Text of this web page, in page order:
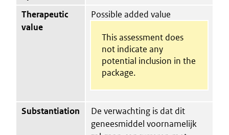
Therapeutic
value
Possible added value
This assessment does
not indicate any
potential inclusion in the
package.
Substantiation
De verwachting is dat dit
geneesmiddel voornamelijk